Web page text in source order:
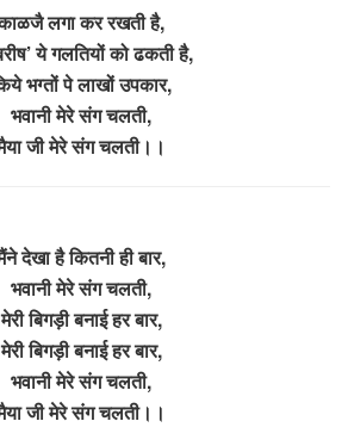
लगा कर रखती है,
ये गलतियों को ढकती है,
भग्तों पे लाखों उपकार,
भवानी मेरे संग चलती,
जी मेरे संग चलती।।
देखा है कितनी ही बार,
भवानी मेरे संग चलती,
मेरी बिगड़ी बनाई हर बार,
मेरी बिगड़ी बनाई हर बार,
भवानी मेरे संग चलती,
जी मेरे संग चलती।।